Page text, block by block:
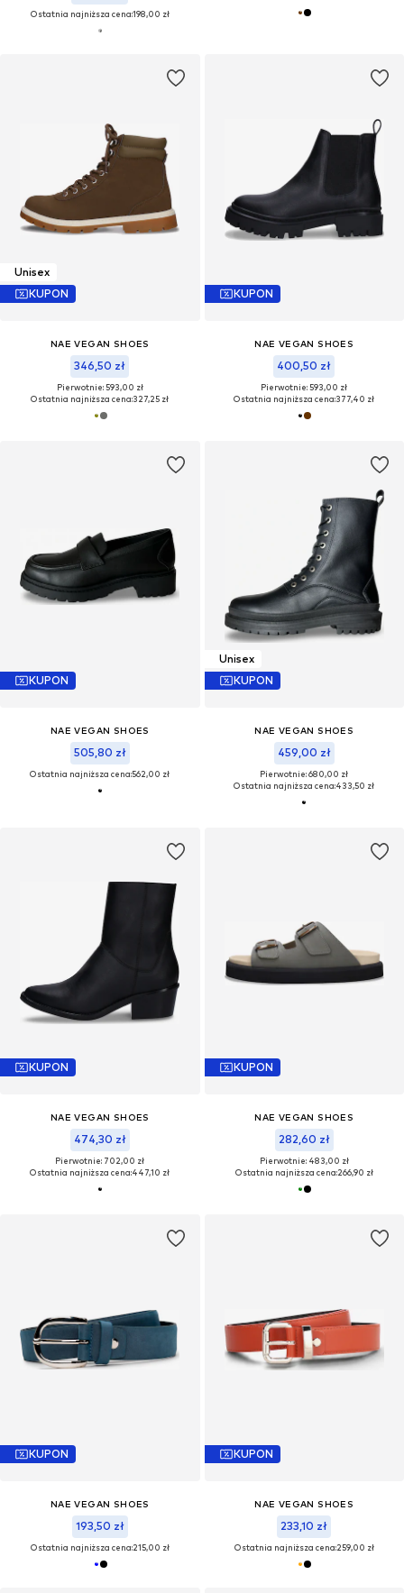
Ostatnia najniższa cena:198,00 zł
Unisex
KUPON
NAE VEGAN SHOES
346,50 zł
Pierwotnie: 593,00 zł
Ostatnia najniższa cena:327,25 zł
KUPON
NAE VEGAN SHOES
400,50 zł
Pierwotnie: 593,00 zł
Ostatnia najniższa cena:377,40 zł
KUPON
NAE VEGAN SHOES
505,80 zł
Ostatnia najniższa cena:562,00 zł
Unisex
KUPON
NAE VEGAN SHOES
459,00 zł
Pierwotnie: 680,00 zł
Ostatnia najniższa cena:433,50 zł
KUPON
NAE VEGAN SHOES
474,30 zł
Pierwotnie: 702,00 zł
Ostatnia najniższa cena:447,10 zł
KUPON
NAE VEGAN SHOES
282,60 zł
Pierwotnie: 483,00 zł
Ostatnia najniższa cena:266,90 zł
KUPON
NAE VEGAN SHOES
193,50 zł
Ostatnia najniższa cena:215,00 zł
KUPON
NAE VEGAN SHOES
233,10 zł
Ostatnia najniższa cena:259,00 zł